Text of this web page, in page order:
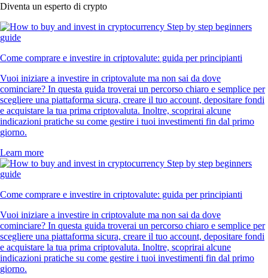
Diventa un esperto di crypto
Come comprare e investire in criptovalute: guida per principianti
Vuoi iniziare a investire in criptovalute ma non sai da dove
cominciare? In questa guida troverai un percorso chiaro e semplice per
scegliere una piattaforma sicura, creare il tuo account, depositare fondi
e acquistare la tua prima criptovaluta. Inoltre, scoprirai alcune
indicazioni pratiche su come gestire i tuoi investimenti fin dal primo
giorno.
Learn more
Come comprare e investire in criptovalute: guida per principianti
Vuoi iniziare a investire in criptovalute ma non sai da dove
cominciare? In questa guida troverai un percorso chiaro e semplice per
scegliere una piattaforma sicura, creare il tuo account, depositare fondi
e acquistare la tua prima criptovaluta. Inoltre, scoprirai alcune
indicazioni pratiche su come gestire i tuoi investimenti fin dal primo
giorno.